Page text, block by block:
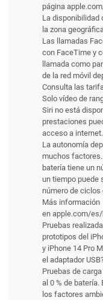
página
La disponibilidad
la zona
Las llamadas
con FaceTime y
llamada como
de la red móvil
Consulta las
Solo vídeo de
Siri no está
prestaciones
acceso a
La autonomía
muchos
batería tiene un
un tiempo puede
número de ciclos
Más información
en apple.com/
Pruebas
prototipos del
y iPhone 14 Pro
el adaptador
Pruebas de
al 0 % de
los factores